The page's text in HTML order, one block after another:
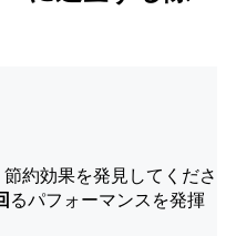
約効果を発見してくださ
るパフォーマンスを発揮